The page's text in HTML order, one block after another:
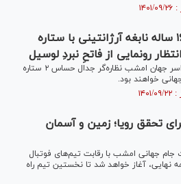
جام جهانی 2022| تقابل ۱۶ ساله نابغه آرژانتینی با ستاره
رونمایی از فاتحِ نبردِ لوسیل
بسیاری از فوتبال دوستان در سراسر جهان امشب نظاره‌گر جدال حساس ۲‌ ستاره
خواهند بود.
نبردی برای تحقق رویا؛ زمین و آسمان
جام جهانی امشب با رقابت تیم‌های فوتبال
نهایی، آغاز خواهد شد تا نخستین تیم راه